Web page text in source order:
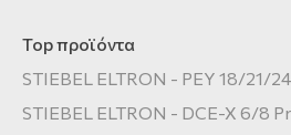
Top προϊόντα
STIEBEL ELTRON - PEY 18/21/24
STIEBEL ELTRON - DCE-X 6/8